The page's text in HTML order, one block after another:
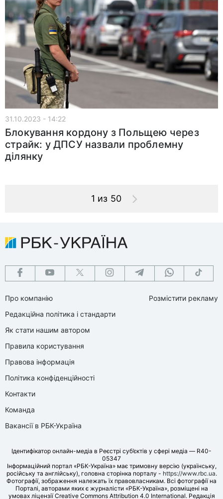
31.10.2023 - 14:22
Блокування кордону з Польщею через
страйк: у ДПСУ назвали проблемну
ділянку
1 из 50
Про компанію
Редакційна політика і стандарти
Як стати нашим автором
Правила користування
Правова інформація
Політика конфіденційності
Контакти
Команда
Вакансії в РБК-Україна
Розмістити рекламу
Ідентифікатор онлайн-медіа в Реєстрі суб’єктів у сфері медіа — R40-
05347
Інформаційний портал «РБК-Україна» має тримовну версію (українську,
російську та англійську), головна сторінка порталу - https://www.rbc.ua.
Фотографії, зображення належать їх правовласникам. Всі фотографії на
Порталі, авторами яких є журналісти «РБК-Україна», розміщені на
умовах ліцензії Creative Commons Attribution 4.0 International. Редакція